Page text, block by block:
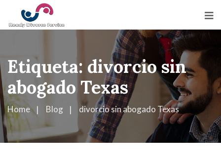
Etiqueta: divorcio sin
abogado Texas
Home Blog divorcio sin abogado Texas